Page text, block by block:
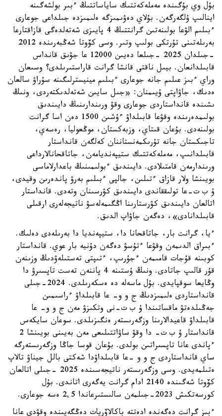
بۇل وي بۇگىندە مەملەكەتتىك ساياساتتىڭ ءبىر بولشەگىنە
اينالىپ ۇلگەرگەن. بۇلاي دەۋىمىزگە ەلىمىزدە جىلداعى جوعارى
ءبىلىم الۋعا بولىنەتىن گرانتتىڭ 4 پايىزى شەتەلدەگى قازاقتارعا
بەرىلەتىنى تۇرتكى بولىپ وتىر. وسى كۆوتا شەڭبەرىندە 2012
-جىلدان 2025 -جىلعا دەيىن 12000 عا جۋىق قانداس
قابىلدانعان. بيىل ناقتى قانشا گرانت قاراستىرىلدى؟ وسىعان
وراي ءبىز عىلىم جانە جوعارى ءبىلىم مينيسترلىگىنە سۇراۋ سالعان
ەدىك، جاۋاپتى ۇيىمنان: «جىل سايىن شەتەلدىكتەردى، ونىڭ
ىشىندە قانداستاردى جوعارى وقۋ ورىندارىنىڭ دايىندىق
بولىمدەرىندە وقۋعا قابىلداۋ ءۇشىن 1500 دەن اسا گرانت
بولىنەدى. بۇعان قىتاي، وزبەكستان، موڭعوليا، رەسەي،
تاجىكستان جانە تۇرىكمەنستاننان كەلگەن قانداستار
قابىلدانىپ، مەملەكەتتىك ستيپەنديامەن، جاتاقحانالارداعى
ورىندارمەن قامتىلادى. دايىندىق ءبولىمىنىڭ باعدارلاماسى
بويىنشا ولار قازاق ءتىلىن، جالپى ءبىلىم بەرۋ پاندەرىن وقيدى،
ۇ ب ت-عا تولىققاندى دايىندىق كۋرسىنان وتەدى. قانداستار
اتالعان دايىندىق كۋرستارىنا اڭگىمەلەسۋ ناتيجەلەرى ارقىلى
قابىلدانادى»، دەگەن جاۋاپ الدىق.
ءيا، گرانت بار، جاتاقحانا دا، ستيپەنديا دا بەرىلەدى دەلىك.
ءبىراق الدىمەن وقۋعا ءتۇسۋ دەگەن دۇنيە بار عوي. قانداستار
كوبىنە قۇجات قامىمەن ءجۇرىپ، ءتىپتى تەستىلەۋدىڭ وزىنەن
قۇر قالىپ جاتادى. ونىڭ ۇستىنە 4 پاننەن تەست تاپسىرۋ دا
وڭايعا سوقپايدى. بۇل ماسەلە دە ەسكەرىلدى. 2024-جىلى
قانداستاردى ەلىمىزدىڭ ج و و- عا قابىلداۋ ءراسىمىن
جەڭىلدەتۋ ماقساتىندا ۇ ب ت-نى وتكىزۋ مەن ج و و- عا
قابىلداۋ قاعيدالارىنا وزگەرىستەر ەنگىزىلدى. سوعان سايكەس
قانداستار ۇ ب ت- دا وقۋ ساۋاتتىلىعى مەن بەيىنى بويىنشا 2
ءپاندى عانا تاپسىراتىن بولدى. بۇعان قوسا جاڭا وزگەرىستەرگە
ساي قانداستاردى ج و و -عا قابىلداۋدا شەكتى بالل جيناۋ تالاپ
ەتىلمەيدى. وسى وزگەرىستەر ناتيجەسىندە 2025 -جىلى اتالعان
كۆوتا شەگىندە 2140 ادام گرانت يەگەرى اتاندى. بۇل
كورسەتكىش 2023-جىلمەن سالىستىرعاندا 2,5 ەسە جوعارى.
ءبىز گرانت دەگەندە ادەتتە باكالاۆريات دەڭگەيىندە وقۋدى عانا